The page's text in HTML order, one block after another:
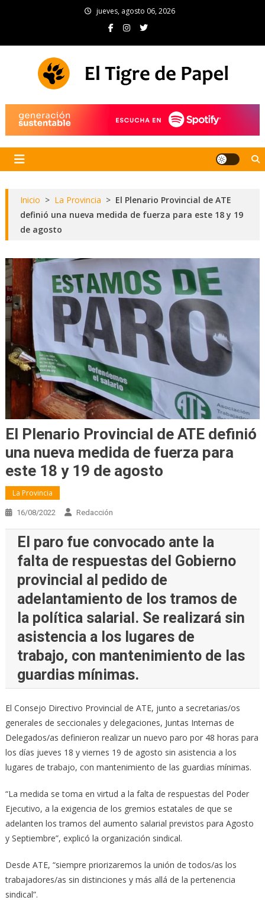
jueves, agosto 06, 2026
Inicio > La Provincia > El Plenario Provincial de ATE
definió una nueva medida de fuerza para este 18 y 19
de agosto
El Plenario Provincial de ATE definió
una nueva medida de fuerza para
este 18 y 19 de agosto
La Provincia
16/08/2022 Redacción
El paro fue convocado ante la
falta de respuestas del Gobierno
provincial al pedido de
adelantamiento de los tramos de
la política salarial. Se realizará sin
asistencia a los lugares de
trabajo, con mantenimiento de las
guardias mínimas.
El Consejo Directivo Provincial de ATE, junto a secretarias/os
generales de seccionales y delegaciones, Juntas Internas de
Delegados/as definieron realizar un nuevo paro por 48 horas para
los días jueves 18 y viernes 19 de agosto sin asistencia a los
lugares de trabajo, con mantenimiento de las guardias mínimas.
“La medida se toma en virtud a la falta de respuestas del Poder
Ejecutivo, a la exigencia de los gremios estatales de que se
adelanten los tramos del aumento salarial previstos para Agosto
y Septiembre”, explicó la organización sindical.
Desde ATE, “siempre priorizaremos la unión de todos/as los
trabajadores/as sin distinciones y más allá de la pertenencia
sindical”.